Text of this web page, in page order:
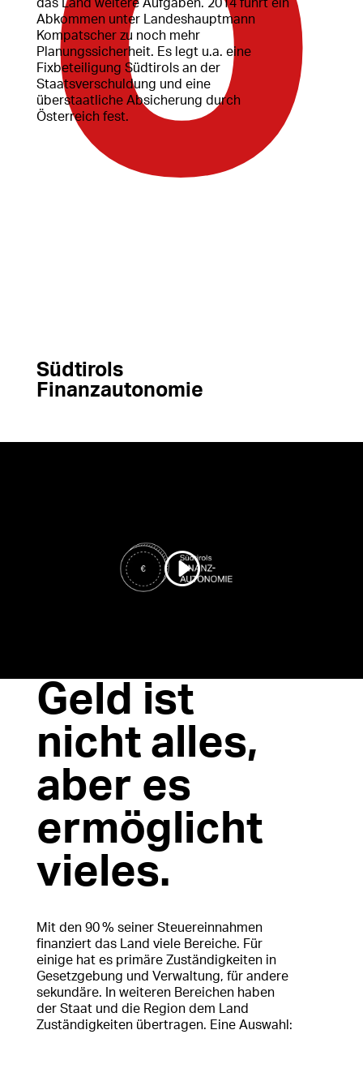
das Land weitere Aufgaben. 2014 führt ein
Abkommen unter Landeshauptmann
Kompatscher zu noch mehr
Planungssicherheit. Es legt u.a. eine
Fixbeteiligung Südtirols an der
Staatsverschuldung und eine
überstaatliche Absicherung durch
Österreich fest.
Südtirols
Finanzautonomie
Geld ist
nicht alles,
aber es
ermöglicht
vieles.
Mit den 90 % seiner Steuereinnahmen
finanziert das Land viele Bereiche. Für
einige hat es primäre Zuständigkeiten in
Gesetzgebung und Verwaltung, für andere
sekundäre. In weiteren Bereichen haben
der Staat und die Region dem Land
Zuständigkeiten übertragen. Eine Auswahl: